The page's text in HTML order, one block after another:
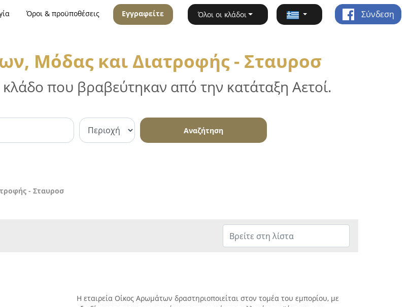
Όροι & προϋποθέσεις Εγγραφείτε Όλοι οι κλάδοι Σύνδεση
Μόδας και Διατροφής - Σταυροσ
κλάδο που βραβεύτηκαν από την κατάταξη Αετοί.
Αναζήτηση
- Σταυροσ
Η εταιρεία Οίκος Αρωμάτων δραστηριοποιείται στον τομέα του εμπορίου, με